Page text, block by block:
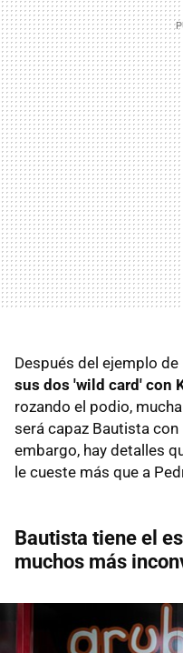
Después del ejemplo de
sus dos 'wild card' con
rozando el podio,
será capaz Bautista
embargo, hay detalles
le cueste más que a
Bautista tiene el
muchos más